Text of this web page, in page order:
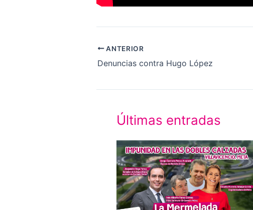
ANTERIOR
Denuncias contra Hugo López
Últimas entradas